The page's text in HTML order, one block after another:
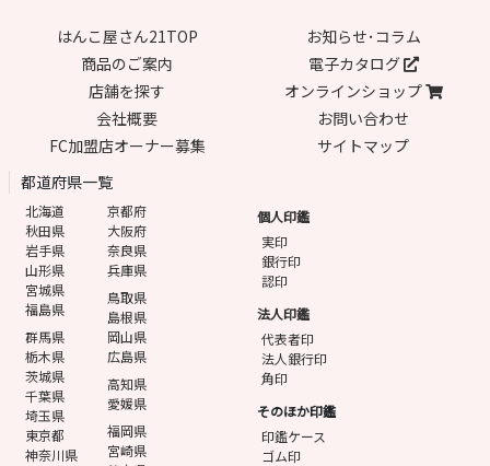
はんこ屋さん21TOP
お知らせ･コラム
商品のご案内
電子カタログ
店舗を探す
オンラインショップ
会社概要
お問い合わせ
FC加盟店オーナー募集
サイトマップ
都道府県一覧
北海道
秋田県
岩手県
山形県
宮城県
福島県
群馬県
栃木県
茨城県
千葉県
埼玉県
東京都
神奈川県
京都府
大阪府
奈良県
兵庫県
鳥取県
島根県
岡山県
広島県
高知県
愛媛県
福岡県
宮崎県
個人印鑑
実印
銀行印
認印
法人印鑑
代表者印
法人銀行印
角印
そのほか印鑑
印鑑ケース
ゴム印